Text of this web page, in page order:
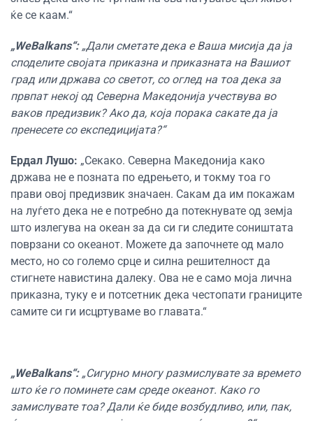
ќе се каам.“
„WeBalkans“:„Дали сметате дека е Ваша мисија да ја
споделите својата приказна и приказната на Вашиот
град или држава со светот, со оглед на тоа дека за
првпат некој од Северна Македонија учествува во
ваков предизвик? Ако да, која порака сакате да ја
пренесете со експедицијата?“
Ердал Лушо: „Секако. Северна Македонија како
држава не е позната по едрењето, и токму тоа го
прави овој предизвик значаен. Сакам да им покажам
на луѓето дека не е потребно да потекнувате од земја
што излегува на океан за да си ги следите соништата
поврзани со океанот. Можете да започнете од мало
место, но со големо срце и силна решителност да
стигнете навистина далеку. Ова не е само моја лична
приказна, туку е и потсетник дека честопати границите
самите си ги исцртуваме во главата.“
„WeBalkans“:„Сигурно многу размислувате за времето
што ќе го поминете сам среде океанот. Како го
замислувате тоа? Дали ќе биде возбудливо, или, пак,